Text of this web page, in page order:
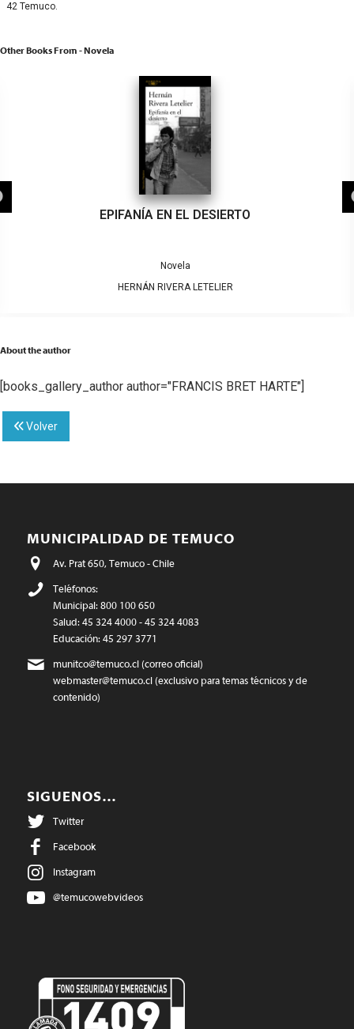
42 Temuco.
Other Books From - Novela
EPIFANÍA EN EL DESIERTO
Novela
HERNÁN RIVERA LETELIER
About the author
[books_gallery_author author="FRANCIS BRET HARTE"]
Volver
MUNICIPALIDAD DE TEMUCO
Av. Prat 650, Temuco - Chile
Teléfonos:
Municipal: 800 100 650
Salud: 45 324 4000 - 45 324 4083
Educación: 45 297 3771
munitco@temuco.cl(correo oficial)
webmaster@temuco.cl(exclusivo para temas técnicos y de
contenido)
SIGUENOS…
Twitter
Facebook
Instagram
@temucowebvideos